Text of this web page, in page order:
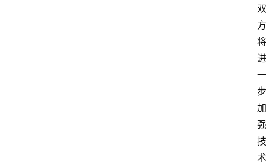
双
方
将
进
一
步
加
强
技
术